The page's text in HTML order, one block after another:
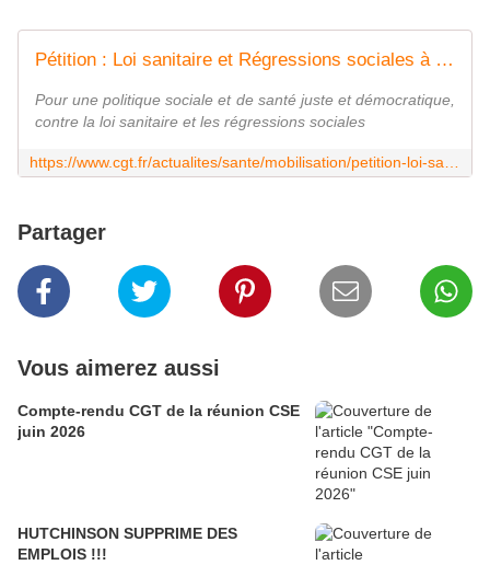
Pétition : Loi sanitaire et Régressions sociales à venir.
Pour une politique sociale et de santé juste et démocratique,
contre la loi sanitaire et les régressions sociales
Partager
Vous aimerez aussi
Compte-rendu CGT de la réunion CSE
juin 2026
HUTCHINSON SUPPRIME DES
EMPLOIS !!!